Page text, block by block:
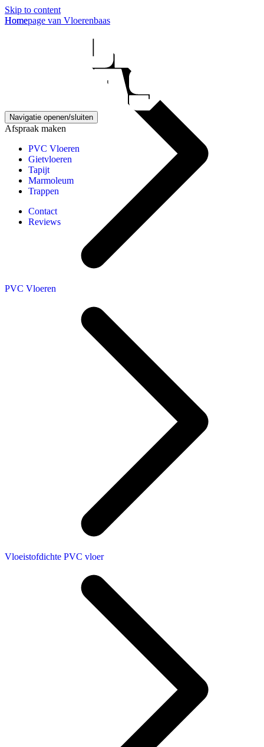
Skip to content
Homepage van Vloerenbaas
Navigatie openen/sluiten
Afspraak maken
PVC Vloeren
Gietvloeren
Tapijt
Marmoleum
Trappen
Contact
Reviews
Home
PVC Vloeren
Vloeistofdichte PVC vloer